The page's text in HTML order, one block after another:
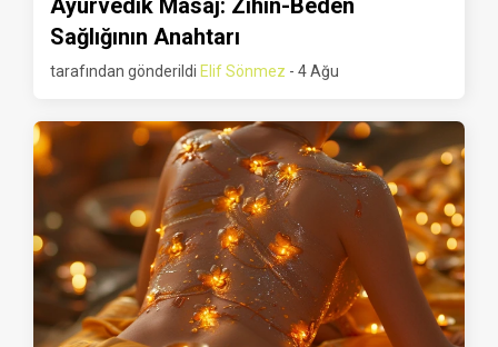
Ayurvedik Masaj: Zihin-Beden
Sağlığının Anahtarı
tarafından gönderildi Elif Sönmez - 4 Ağu